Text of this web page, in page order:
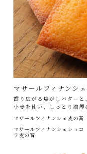
マサールフィナンシ
香り広がる焦がしバター
小麦を使い、しっとり濃
マサールフィナンシェ麦の音
マサールフィナンシェショコ
ラ麦の音